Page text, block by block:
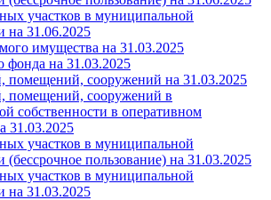
участков в муниципальной
на 31.06.2025
имущества на 31.03.2025
фонда на 31.03.2025
помещений, сооружений на 31.03.2025
помещений, сооружений в
собственности в оперативном
31.03.2025
участков в муниципальной
(бессрочное пользование) на 31.03.2025
участков в муниципальной
на 31.03.2025